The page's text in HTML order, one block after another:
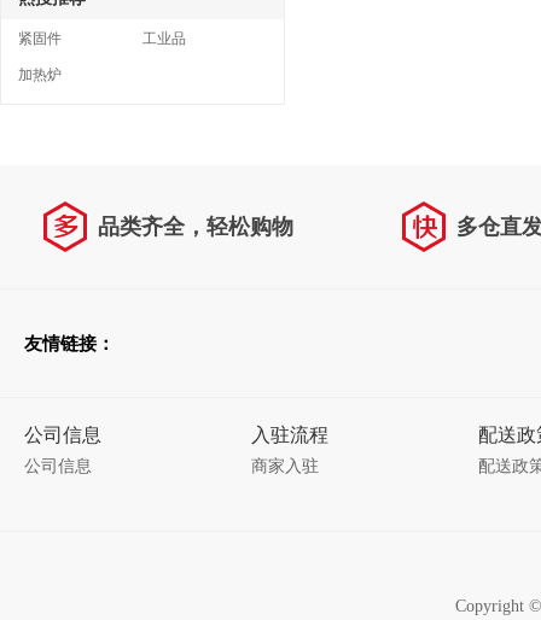
紧固件
工业品
加热炉
品类齐全，轻松购物 多仓直
友情链接：
公司信息
公司信息
入驻流程
商家入驻
配送政
配送政
Copyright